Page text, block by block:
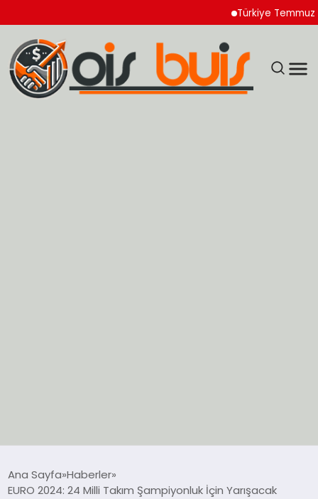
Türkiye Temmuz Ayı
Ana Sayfa Haberler
EURO 2024: 24 Milli Takım Şampiyonluk İçin Yarışacak